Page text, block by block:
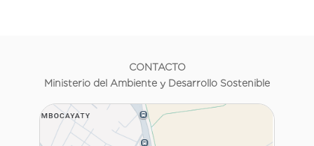
CONTACTO
Ministerio del Ambiente y Desarrollo Sostenible